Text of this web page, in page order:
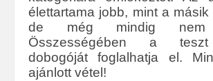
élettartama jobb, mint a
de még mindig nem
Összességében a
dobogóját foglalhatja el.
ajánlott vétel!